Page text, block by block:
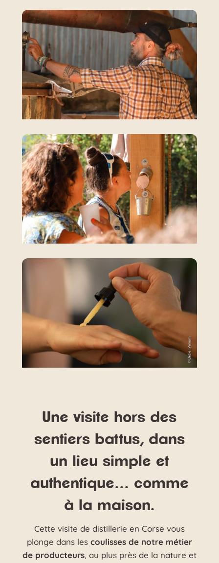
Une visite hors des
sentiers battus, dans
un lieu simple et
authentique… comme
à la maison.
Cette visite de distillerie en Corse vous
plonge dans les coulisses de notre métier
de producteurs, au plus près de la nature et